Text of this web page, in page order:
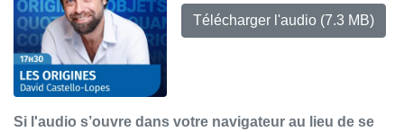
Télécharger l'audio (7.3 MB)
Si l'audio s’ouvre dans votre navigateur au lieu de se